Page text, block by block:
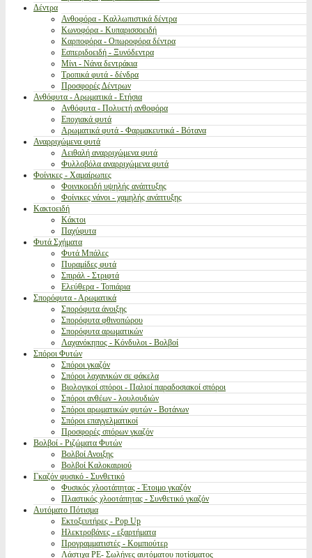
Δέντρα
Ανθοφόρα - Καλλωπιστικά δέντρα
Κωνοφόρα - Κυπαρισσοειδή
Καρποφόρα - Οπωροφόρα δέντρα
Εσπεριδοειδή - Ξυνόδεντρα
Μίνι - Νάνα δεντράκια
Τροπικά φυτά - δένδρα
Προσφορές Δέντρων
Ανθόφυτα - Αρωματικά - Ετήσια
Ανθόφυτα - Πολυετή ανθοφόρα
Εποχιακά φυτά
Αρωματικά φυτά - Φαρμακευτικά - Βότανα
Αναρριχώμενα φυτά
Αειθαλή αναρριχώμενα φυτά
Φυλλοβόλα αναρριχώμενα φυτά
Φοίνικες - Χαμαίρωπες
Φοινικοειδή υψηλής ανάπτυξης
Φοίνικες νάνοι - χαμηλής ανάπτυξης
Κακτοειδή
Κάκτοι
Παχύφυτα
Φυτά Σχήματα
Φυτά Μπάλες
Πυραμίδες φυτά
Σπιράλ - Στριφτά
Ελεύθερα - Τοπιάρια
Σπορόφυτα - Αρωματικά
Σπορόφυτα άνοιξης
Σπορόφυτα φθινοπώρου
Σπορόφυτα αρωματικών
Λαχανόκηπος - Κόνδυλοι - Βολβοί
Σπόροι Φυτών
Σπόροι γκαζόν
Σπόροι λαχανικών σε φάκελα
Βιολογικοί σπόροι - Παλιοί παραδοσιακοί σπόροι
Σπόροι ανθέων - λουλουδιών
Σπόροι αρωματικών φυτών - Βοτάνων
Σπόροι επαγγελματικοί
Προσφορές σπόρων γκαζόν
Βολβοί - Ριζώματα Φυτών
Βολβοί Ανοιξης
Βολβοί Καλοκαιριού
Γκαζόν φυσικό - Συνθετικό
Φυσικός χλοοτάπητας - Έτοιμο γκαζόν
Πλαστικός χλοοτάπητας - Συνθετικό γκαζόν
Αυτόματο Πότισμα
Εκτοξευτήρες - Pop Up
Ηλεκτροβάνες - εξαρτήματα
Προγραμματιστές - Κομπιούτερ
Λάστιχα PE- Σωλήνες αυτόματου ποτίσματος